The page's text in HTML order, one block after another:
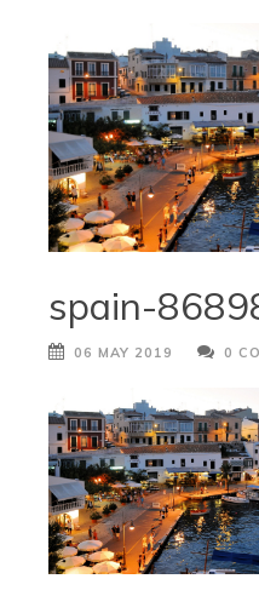
spain-
06 MAY 2019 0